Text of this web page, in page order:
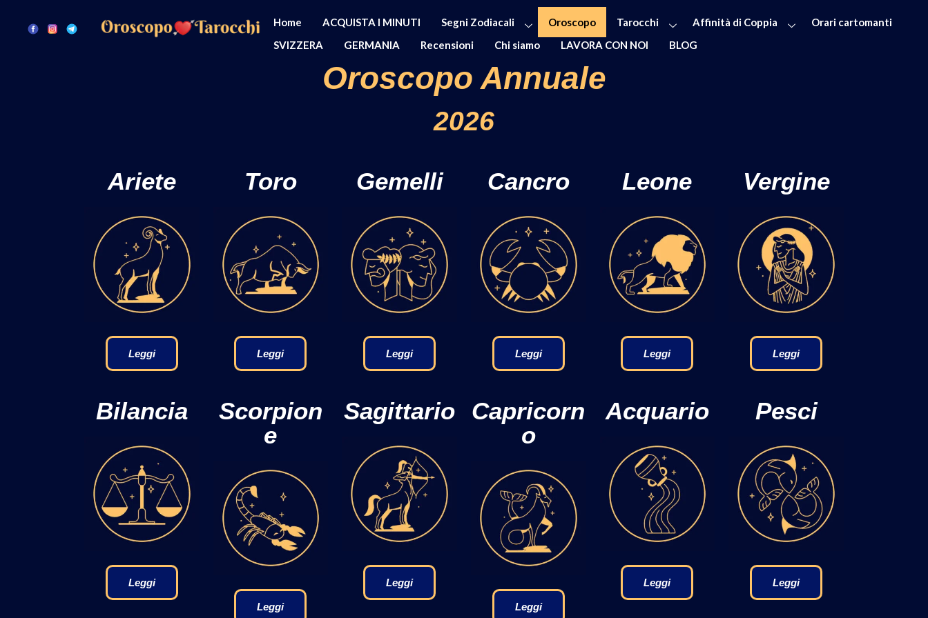
Home ACQUISTA I MINUTI Segni Zodiacali Oroscopo Tarocchi Affinità di Coppia
Orari cartomanti
SVIZZERA
GERMANIA Recensioni Chi siamo LAVORA CON NOI BLOG
Oroscopo Annuale
2026
Ariete
Leggi
Toro
Leggi
Gemelli
Leggi
Cancro
Leggi
Leone
Leggi
Vergine
Leggi
Bilancia
Leggi
Scorpion
e
Leggi
Sagittario
Leggi
Capricorn
o
Leggi
Acquario
Leggi
Pesci
Leggi